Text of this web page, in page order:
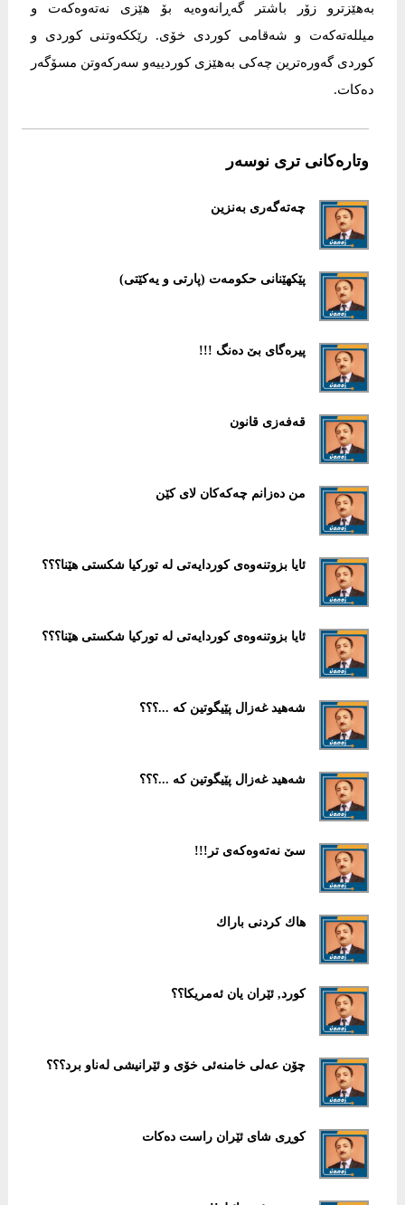
بەهێزترو زۆر باشتر گەڕانەوەیە بۆ هێزی نەتەوەكەت و
میللەتەكەت و شەقامی كوردی خۆی. رێككەوتنی كوردی و
كوردی گەورەترین چەكی بەهێزی كوردییەو سەركەوتن مسۆگەر
دەكات.
وتارەکانی تری نوسەر
چەتەگەری بەنزین
پێكهێنانی حكومەت (پارتی و یەكێتی)
پیرەگای بێ دەنگ !!!
قەفەزی قانون
من دەزانم چەكەكان لای كێن
ئایا بزوتنەوەی كوردایەتی لە توركیا شكستی هێنا؟؟؟
ئایا بزوتنەوەی كوردایەتی لە توركیا شكستی هێنا؟؟؟
شەهید غەزال پێیگوتین كە ...؟؟؟
شەهید غەزال پێیگوتین كە ...؟؟؟
سێ نه‌ته‌وه‌كه‌ی تر!!!
هاك كردنی باراك
كورد, ئێران یان ئەمریكا؟؟
چۆن عەلی خامنەئی خۆی و ئێرانیشی لەناو برد؟؟؟
كوڕی شای ئێران راست دەكات